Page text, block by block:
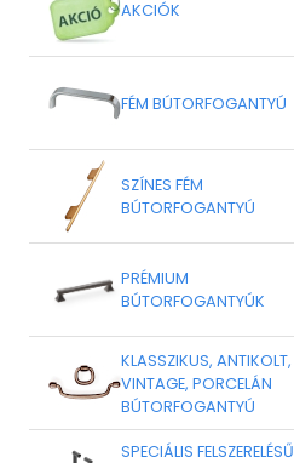
AKCIÓK
FÉM BÚTORFOGANTYÚ
SZÍNES FÉM
BÚTORFOGANTYÚ
PRÉMIUM
BÚTORFOGANTYÚK
KLASSZIKUS, ANTIKOLT,
VINTAGE, PORCELÁN
BÚTORFOGANTYÚ
SPECIÁLIS FELSZERELÉSŰ